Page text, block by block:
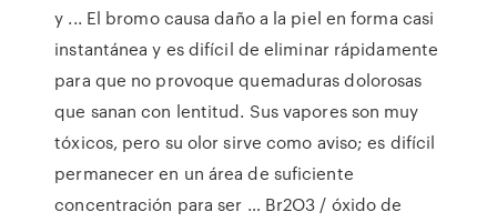
y ... El bromo causa daño a la piel en forma casi
instantánea y es difícil de eliminar rápidamente
para que no provoque quemaduras dolorosas
que sanan con lentitud. Sus vapores son muy
tóxicos, pero su olor sirve como aviso; es difícil
permanecer en un área de suficiente
concentración para ser … Br2O3 / óxido de